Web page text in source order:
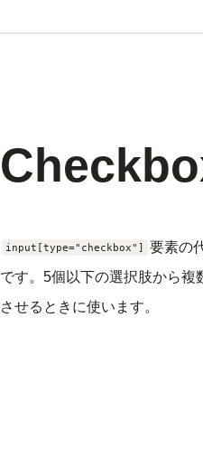
input[type="checkbox"]
要素の
です。5個以下の選択肢から
させるときに使います。